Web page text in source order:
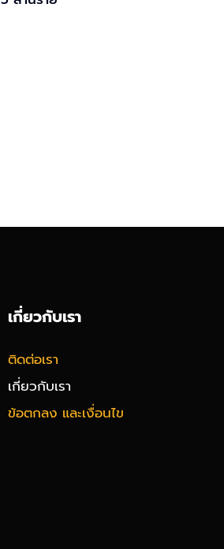
เกี่ยวกับเรา
ติดต่อเรา
เกี่ยวกับเรา
ข้อตกลง และเงื่อนไข